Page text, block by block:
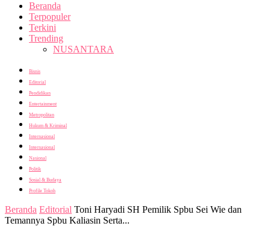
Beranda
Terpopuler
Terkini
Trending
NUSANTARA
Bisnis
Editorial
Pendidikan
Entertainment
Metropolitan
Hukum & Kriminal
Internasional
Internasional
Nasional
Politik
Sosial & Budaya
Profile Tokoh
Beranda Editorial Toni Haryadi SH Pemilik Spbu Sei Wie dan
Temannya Spbu Kaliasin Serta...